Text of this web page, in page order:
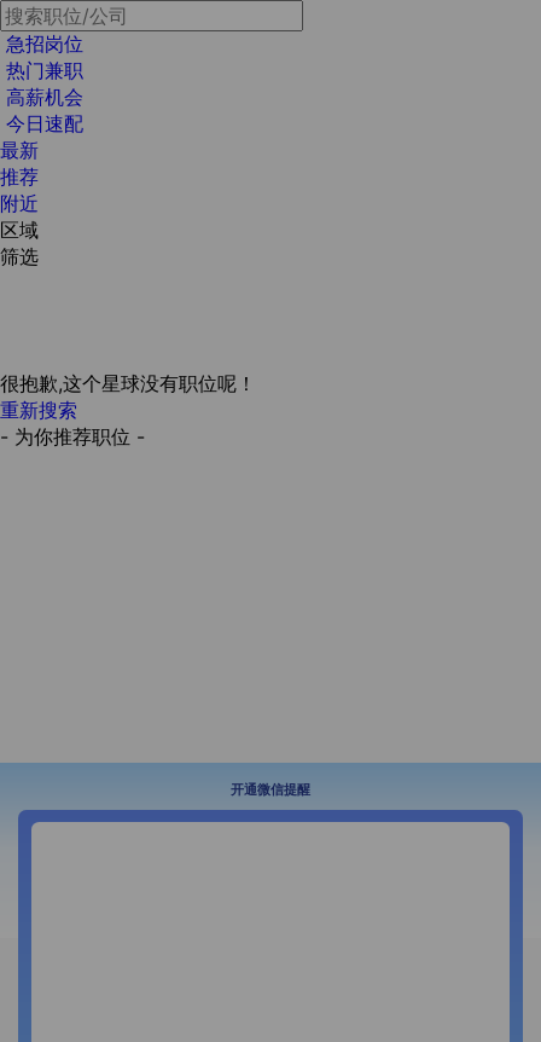
急招岗位
热门兼职
高薪机会
今日速配
最新
推荐
附近
区域
筛选
很抱歉,这个星球没有职位呢！
重新搜索
- 为你推荐职位 -
开通微信提醒